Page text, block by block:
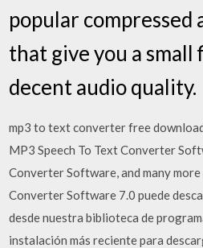
popular compressed
that give you a small
decent audio quality.
mp3 to text converter free
MP3 Speech To Text Converter
Converter Software, and many
Converter Software 7.0 puede
desde nuestra biblioteca de
instalación más reciente para